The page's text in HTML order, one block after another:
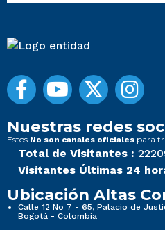
Nuestras redes
Estos No son canales oficiales para
Total de Visitantes :
Visitantes Últimas 24
Ubicación Altas
Calle 12 No 7 - 65, Palacio de
Bogotá - Colombia